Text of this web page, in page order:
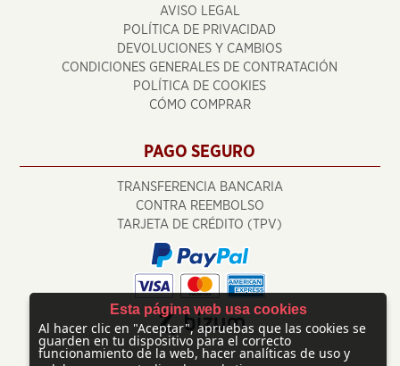
AVISO LEGAL
POLÍTICA DE PRIVACIDAD
DEVOLUCIONES Y CAMBIOS
CONDICIONES GENERALES DE CONTRATACIÓN
POLÍTICA DE COOKIES
CÓMO COMPRAR
PAGO SEGURO
TRANSFERENCIA BANCARIA
CONTRA REEMBOLSO
TARJETA DE CRÉDITO (TPV)
Esta página web usa cookies
Al hacer clic en "Aceptar", apruebas que las cookies se
guarden en tu dispositivo para el correcto
funcionamiento de la web, hacer analíticas de uso y